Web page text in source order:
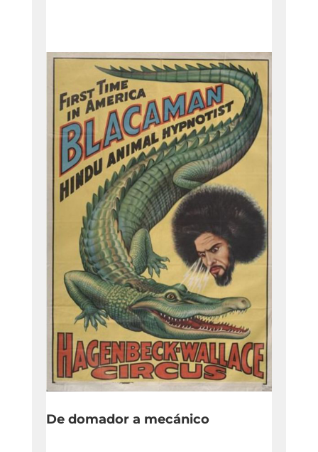
De domador a mecánico